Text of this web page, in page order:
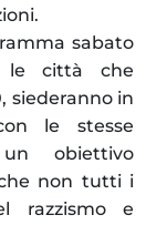
sabato
le città che
siederanno in
le stesse
obiettivo
non tutti i
razzismo e